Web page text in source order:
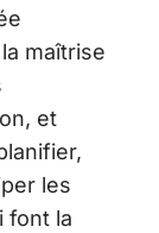
maîtrise
et
les
font la